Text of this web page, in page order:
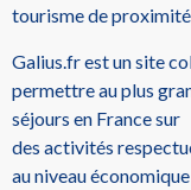
tourisme de
Galius.fr est un site
permettre au plus
séjours en France sur
des activités
au niveau